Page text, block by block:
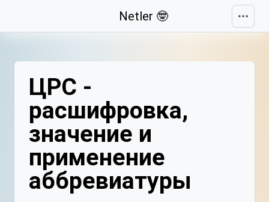
Netler 🤓
ЦРС -
расшифровка,
значение и
применение
аббревиатуры